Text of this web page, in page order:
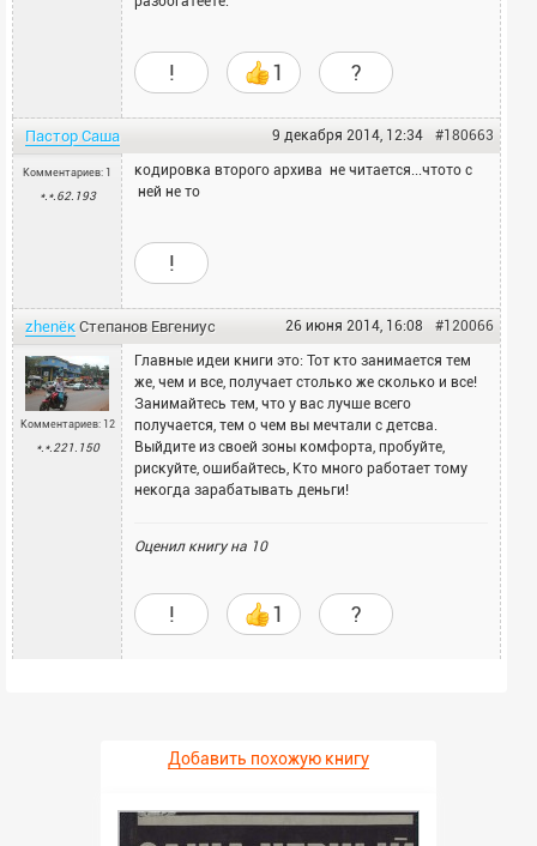
! 1 ?
Пастор Саша #180663
9 декабря 2014, 12:34
Комментариев: 1
*.*.62.193
кодировка второго архива не читается...чтото с
ней не то
!
zhenёк Степанов Евгениус #120066
26 июня 2014, 16:08
Комментариев: 12
*.*.221.150
Главные идеи книги это: Тот кто занимается тем
же, чем и все, получает столько же сколько и все!
Занимайтесь тем, что у вас лучше всего
получается, тем о чем вы мечтали с детсва.
Выйдите из своей зоны комфорта, пробуйте,
рискуйте, ошибайтесь, Кто много работает тому
некогда зарабатывать деньги!
Оценил книгу на 10
! 1 ?
Добавить похожую книгу